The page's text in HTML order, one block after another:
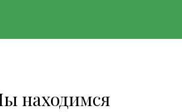
находимся